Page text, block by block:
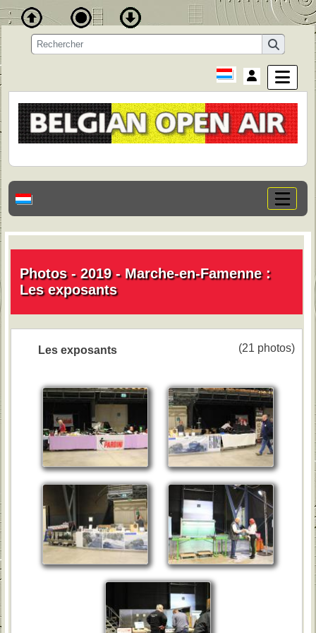
Photos - 2019 - Marche-en-Famenne :
Les exposants
Les exposants (21 photos)